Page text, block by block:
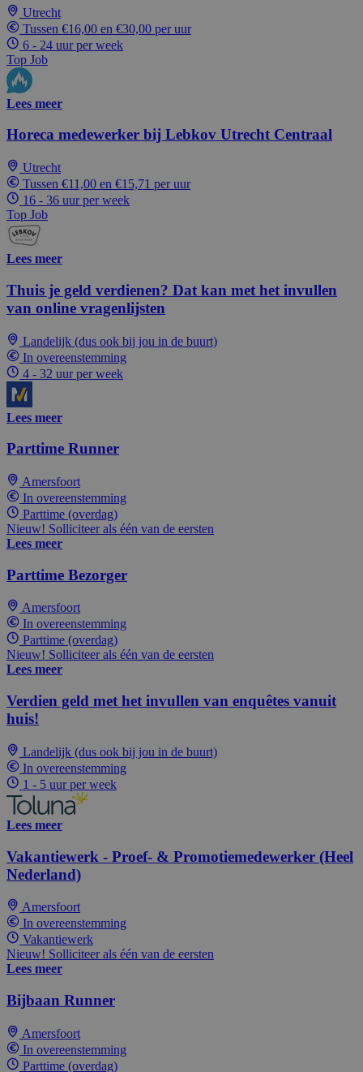
Utrecht
Tussen €16,00 en €30,00 per uur
6 - 24 uur per week
Top Job
Lees meer
Horeca medewerker bij Lebkov Utrecht Centraal
Utrecht
Tussen €11,00 en €15,71 per uur
16 - 36 uur per week
Top Job
Lees meer
Thuis je geld verdienen? Dat kan met het invullen
van online vragenlijsten
Landelijk (dus ook bij jou in de buurt)
In overeenstemming
4 - 32 uur per week
Lees meer
Parttime Runner
Amersfoort
In overeenstemming
Parttime (overdag)
Nieuw! Solliciteer als één van de eersten
Lees meer
Parttime Bezorger
Amersfoort
In overeenstemming
Parttime (overdag)
Nieuw! Solliciteer als één van de eersten
Lees meer
Verdien geld met het invullen van enquêtes vanuit
huis!
Landelijk (dus ook bij jou in de buurt)
In overeenstemming
1 - 5 uur per week
Lees meer
Vakantiewerk - Proef- & Promotiemedewerker (Heel
Nederland)
Amersfoort
In overeenstemming
Vakantiewerk
Nieuw! Solliciteer als één van de eersten
Lees meer
Bijbaan Runner
Amersfoort
In overeenstemming
Parttime (overdag)